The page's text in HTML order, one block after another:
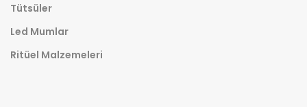
Tütsüler
Led Mumlar
Ritüel Malzemeleri